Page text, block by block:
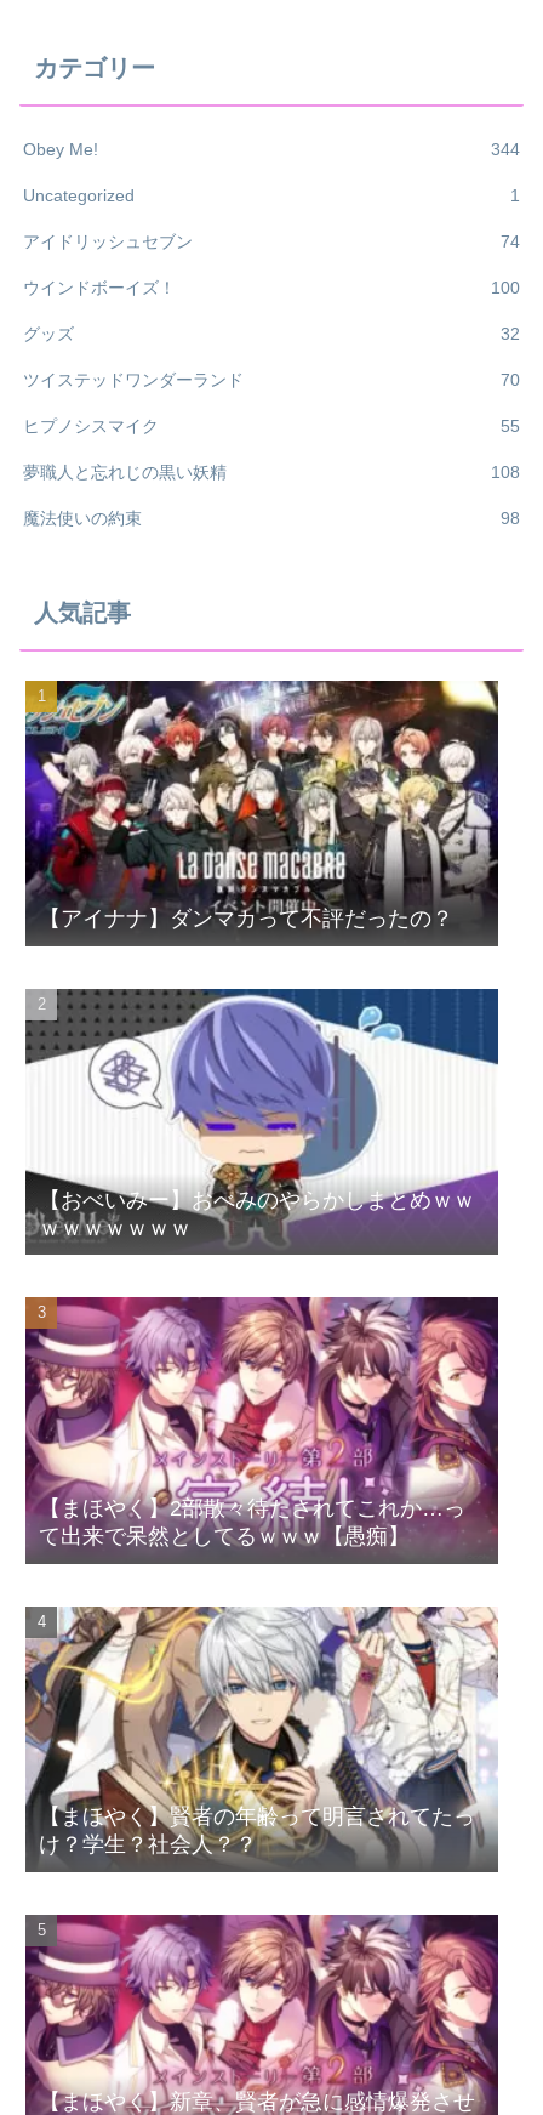
カテゴリー
Obey Me! 344
Uncategorized 1
アイドリッシュセブン 74
ウインドボーイズ！ 100
グッズ 32
ツイステッドワンダーランド 70
ヒプノシスマイク 55
夢職人と忘れじの黒い妖精 108
魔法使いの約束 98
人気記事
【アイナナ】ダンマカって不評だったの？
【おべいみー】おべみのやらかしまとめｗｗ
ｗｗｗｗｗｗｗ
【まほやく】2部散々待たされてこれか…っ
て出来で呆然としてるｗｗｗ【愚痴】
【まほやく】賢者の年齢って明言されてたっ
け？学生？社会人？？
【まほやく】新章、賢者が急に感情爆発させ